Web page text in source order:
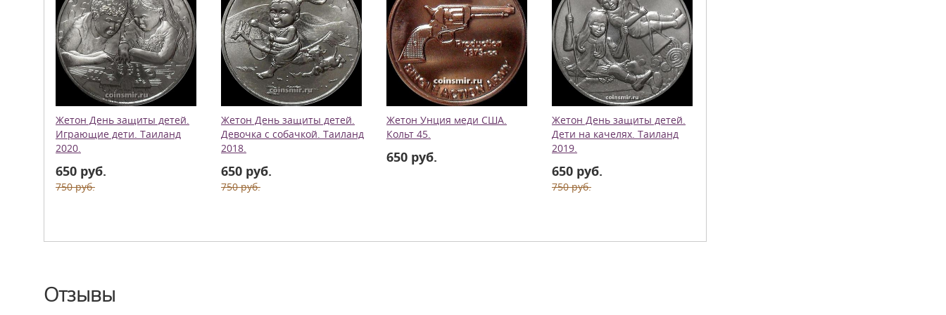
Жетон День защиты детей.
Играющие дети. Таиланд
2020.
650 руб.
750 руб.
Жетон День защиты детей.
Девочка с собачкой. Таиланд
2018.
650 руб.
750 руб.
Жетон Унция меди США.
Кольт 45.
650 руб.
Жетон День защиты детей.
Дети на качелях. Таиланд
2019.
650 руб.
750 руб.
Отзывы